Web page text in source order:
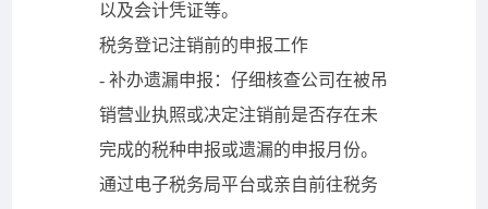
以及会计凭证等。
税务登记注销前的申报工作
- 补办遗漏申报：仔细核查公司在被吊
销营业执照或决定注销前是否存在未
完成的税种申报或遗漏的申报月份。
通过电子税务局平台或亲自前往税务